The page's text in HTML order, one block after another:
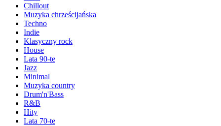
Chillout
Muzyka chrześcijańska
Techno
Indie
Klasyczny rock
House
Lata 90-te
Jazz
Minimal
Muzyka country
Drum'n'Bass
R&B
Hity
Lata 70-te